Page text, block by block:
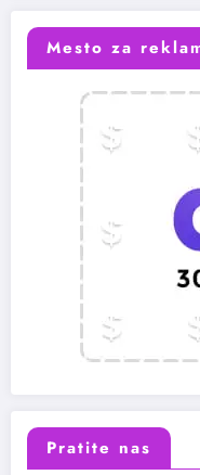
Mesto za
Pratite nas